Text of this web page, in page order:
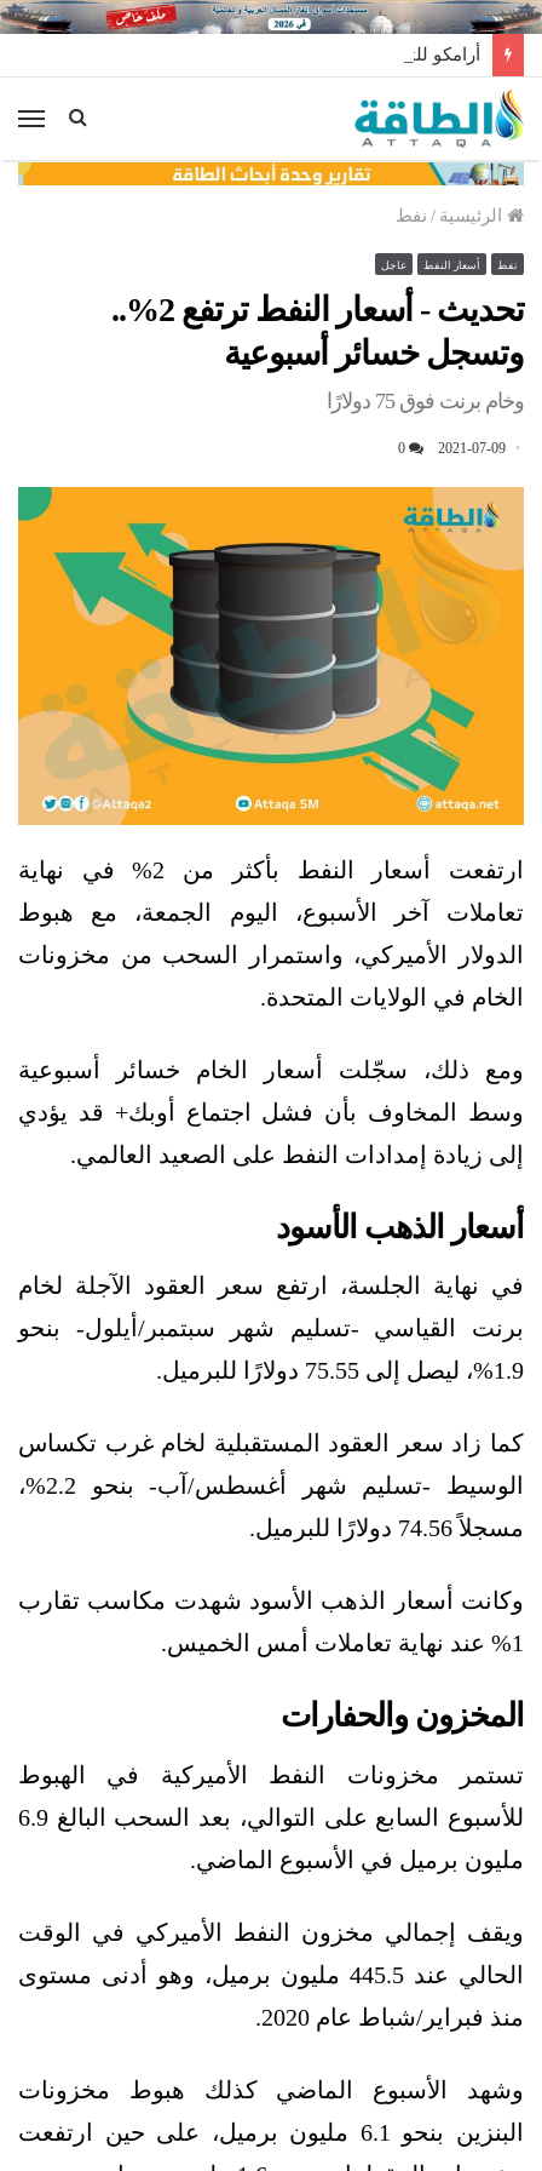
الرئيسية / نفط
نفط أسعار النفط عاجل
تحديث - أسعار النفط ترتفع 2%..
وتسجل خسائر أسبوعية
وخام برنت فوق 75 دولارًا
2021-07-09
0
ارتفعت أسعار النفط بأكثر من 2% في نهاية
تعاملات آخر الأسبوع، اليوم الجمعة، مع هبوط
الدولار الأميركي، واستمرار السحب من مخزونات
الخام في الولايات المتحدة.
ومع ذلك، سجّلت أسعار الخام خسائر أسبوعية
وسط المخاوف بأن فشل اجتماع أوبك+ قد يؤدي
إلى زيادة إمدادات النفط على الصعيد العالمي.
أسعار الذهب الأسود
في نهاية الجلسة، ارتفع سعر العقود الآجلة لخام
برنت القياسي -تسليم شهر سبتمبر/أيلول- بنحو
1.9%، ليصل إلى 75.55 دولارًا للبرميل.
كما زاد سعر العقود المستقبلية لخام غرب تكساس
الوسيط -تسليم شهر أغسطس/آب- بنحو 2.2%،
مسجلاً 74.56 دولارًا للبرميل.
وكانت أسعار الذهب الأسود شهدت مكاسب تقارب
1% عند نهاية تعاملات أمس الخميس.
المخزون والحفارات
تستمر مخزونات النفط الأميركية في الهبوط
للأسبوع السابع على التوالي، بعد السحب البالغ 6.9
مليون برميل في الأسبوع الماضي.
ويقف إجمالي مخزون النفط الأميركي في الوقت
الحالي عند 445.5 مليون برميل، وهو أدنى مستوى
منذ فبراير/شباط عام 2020.
وشهد الأسبوع الماضي كذلك هبوط مخزونات
البنزين بنحو 6.1 مليون برميل، على حين ارتفعت